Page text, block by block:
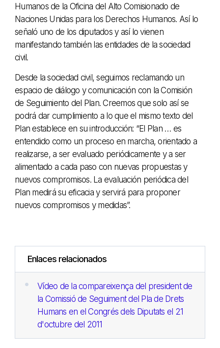
Humanos de la Oficina del Alto Comisionado de
Naciones Unidas para los Derechos Humanos. Así lo
señaló uno de los diputados y así lo vienen
manifestando también las entidades de la sociedad
civil.
Desde la sociedad civil, seguimos reclamando un
espacio de diálogo y comunicación con la Comisión
de Seguimiento del Plan. Creemos que solo así se
podrá dar cumplimiento a lo que el mismo texto del
Plan establece en su introducción: “El Plan … es
entendido como un proceso en marcha, orientado a
realizarse, a ser evaluado periódicamente y a ser
alimentado a cada paso con nuevas propuestas y
nuevos compromisos. La evaluación periódica del
Plan medirá su eficacia y servirá para proponer
nuevos compromisos y medidas”.
Enlaces relacionados
Vídeo de la compareixença del president de
la Comissió de Seguiment del Pla de Drets
Humans en el Congrés dels Diputats el 21
d'octubre del 2011